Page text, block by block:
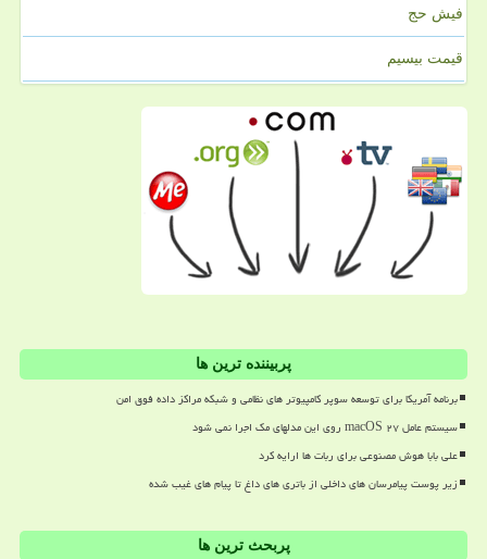
فیش حج
قیمت بیسیم
پربیننده ترین ها
برنامه آمریکا برای توسعه سوپر کامپیوتر های نظامی و شبکه مراکز داده فوق امن
سیستم عامل macOS ۲۷ روی این مدلهای مک اجرا نمی شود
علی بابا هوش مصنوعی برای ربات ها ارایه کرد
زیر پوست پیامرسان های داخلی از باتری های داغ تا پیام های غیب شده
پربحث ترین ها